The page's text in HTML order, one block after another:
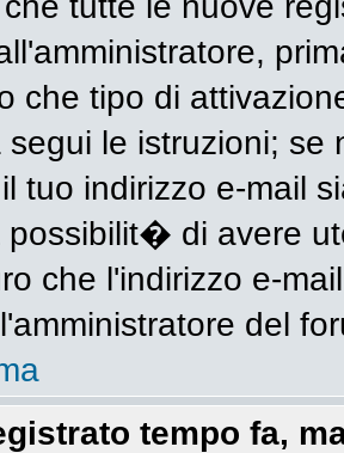
che tipo di
segui le istruzioni;
tuo indirizzo e-mail
possibilit� di avere
che l'indirizzo e-
del
tempo fa,